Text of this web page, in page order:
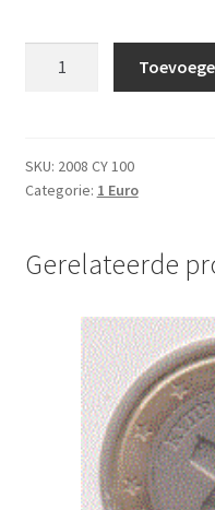
UNC
aantal
SKU: 2008 CY 100
Categorie: 1 Euro
Gerelateerde